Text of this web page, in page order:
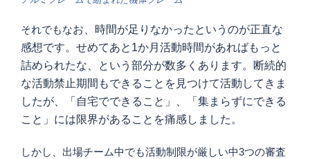
それでもなお、時間が足りなかったというのが正直な
感想です。せめてあと1か月活動時間があればもっと
詰められたな、という部分が数多くあります。断続的
な活動禁止期間もできることを見つけて活動してきま
したが、「自宅でできること」、「集まらずにできる
こと」には限界があることを痛感しました。
しかし、出場チーム中でも活動制限が厳しい中3つの審査